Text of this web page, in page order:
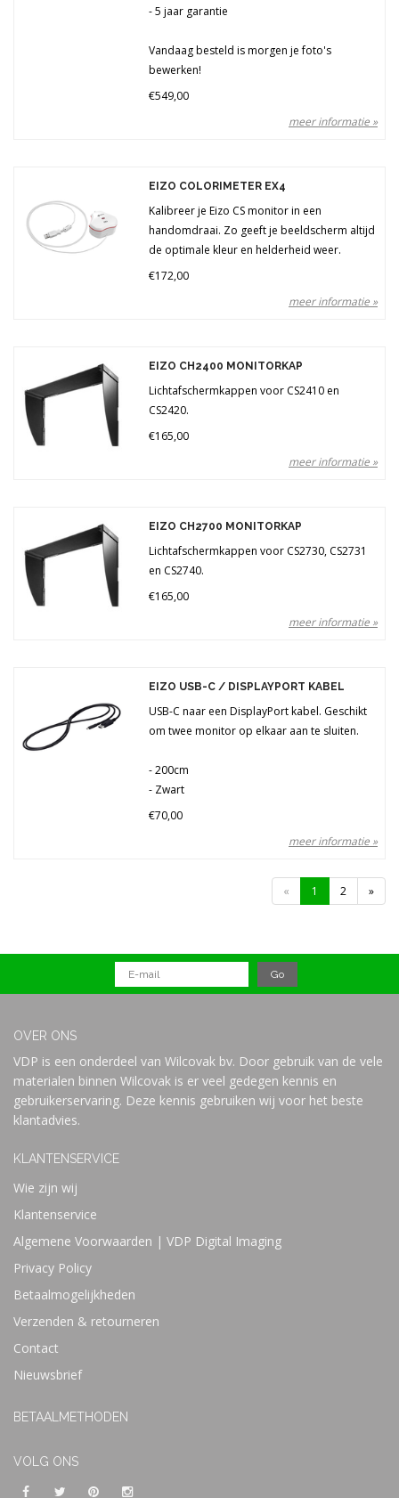
- 5 jaar garantie
Vandaag besteld is morgen je foto's
bewerken!
€549,00
meer informatie »
EIZO COLORIMETER EX4
Kalibreer je Eizo CS monitor in een
handomdraai. Zo geeft je beeldscherm altijd
de optimale kleur en helderheid weer.
€172,00
meer informatie »
EIZO CH2400 MONITORKAP
Lichtafschermkappen voor CS2410 en
CS2420.
€165,00
meer informatie »
EIZO CH2700 MONITORKAP
Lichtafschermkappen voor CS2730, CS2731
en CS2740.
€165,00
meer informatie »
EIZO USB-C / DISPLAYPORT KABEL
USB-C naar een DisplayPort kabel. Geschikt
om twee monitor op elkaar aan te sluiten.
- 200cm
- Zwart
€70,00
meer informatie »
« 1 2 »
OVER ONS
VDP is een onderdeel van Wilcovak bv. Door gebruik van de vele
materialen binnen Wilcovak is er veel gedegen kennis en
gebruikerservaring. Deze kennis gebruiken wij voor het beste
klantadvies.
KLANTENSERVICE
Wie zijn wij
Klantenservice
Algemene Voorwaarden | VDP Digital Imaging
Privacy Policy
Betaalmogelijkheden
Verzenden & retourneren
Contact
Nieuwsbrief
BETAALMETHODEN
VOLG ONS